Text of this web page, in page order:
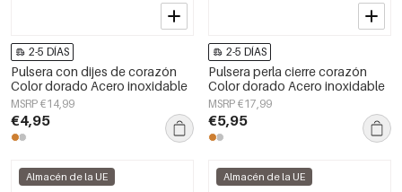
2-5 DÍAS
Pulsera con dijes de corazón
Color dorado Acero inoxidable
MSRP €14,99
€4,95
2-5 DÍAS
Pulsera perla cierre corazón
Color dorado Acero inoxidable
MSRP €17,99
€5,95
Almacén de la UE Almacén de la UE